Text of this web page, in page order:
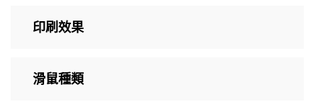
印刷效果
滑鼠種類